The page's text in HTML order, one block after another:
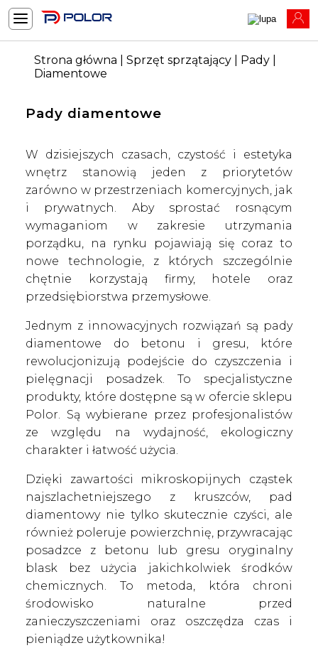
Strona główna Sprzęt sprzątający Pady
Diamentowe
Pady diamentowe
W dzisiejszych czasach, czystość i estetyka
wnętrz stanowią jeden z priorytetów
zarówno w przestrzeniach komercyjnych, jak
i prywatnych. Aby sprostać rosnącym
wymaganiom w zakresie utrzymania
porządku, na rynku pojawiają się coraz to
nowe technologie, z których szczególnie
chętnie korzystają firmy, hotele oraz
przedsiębiorstwa przemysłowe.
Jednym z innowacyjnych rozwiązań są pady
diamentowe do betonu i gresu, które
rewolucjonizują podejście do czyszczenia i
pielęgnacji posadzek. To specjalistyczne
produkty, które dostępne są w ofercie sklepu
Polor. Są wybierane przez profesjonalistów
ze względu na wydajność, ekologiczny
charakter i łatwość użycia.
Dzięki zawartości mikroskopijnych cząstek
najszlachetniejszego z kruszców, pad
diamentowy nie tylko skutecznie czyści, ale
również poleruje powierzchnię, przywracając
posadzce z betonu lub gresu oryginalny
blask bez użycia jakichkolwiek środków
chemicznych. To metoda, która chroni
środowisko naturalne przed
zanieczyszczeniami oraz oszczędza czas i
pieniądze użytkownika!